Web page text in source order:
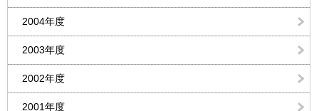
2004年度
2003年度
2002年度
2001年度